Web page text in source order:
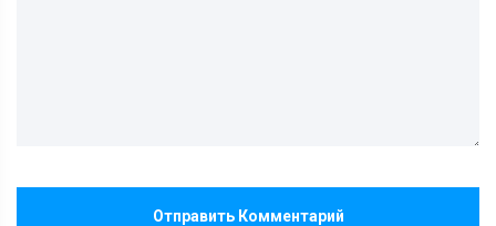
Отправить Комментарий